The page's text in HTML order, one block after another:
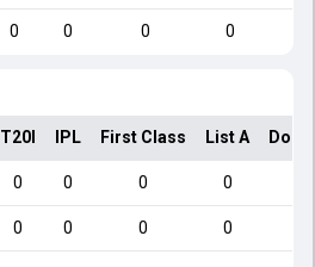
0 0 0 0
T20I IPL First Class List A
0 0 0 0
0 0 0 0